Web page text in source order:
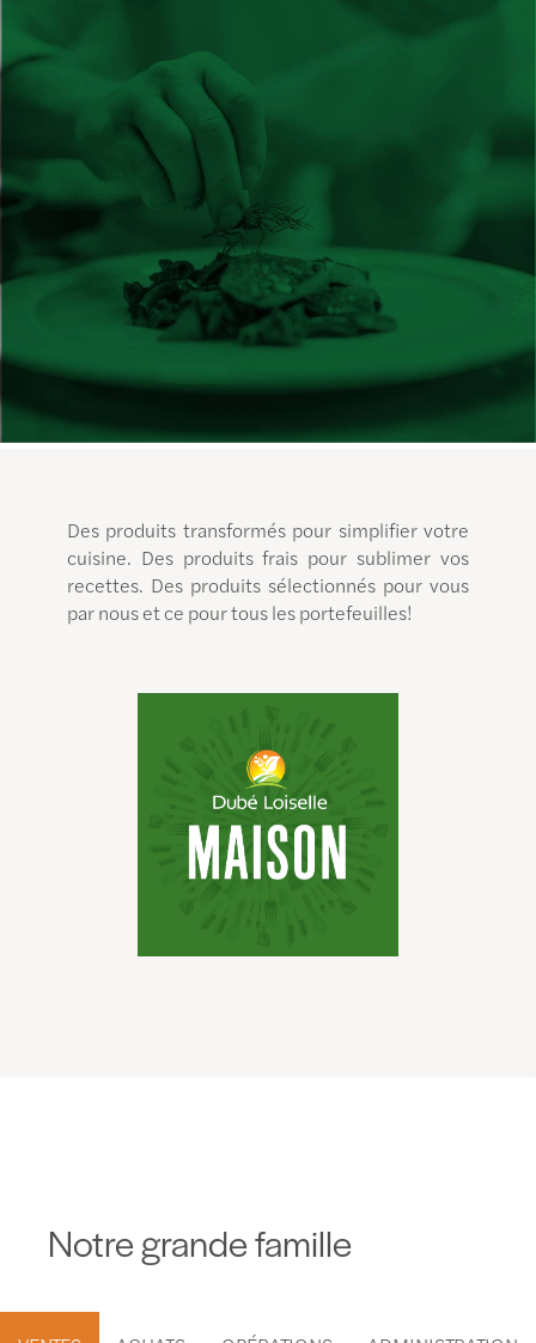
Des produits transformés pour simplifier votre
cuisine. Des produits frais pour sublimer vos
recettes. Des produits sélectionnés pour vous
par nous et ce pour tous les portefeuilles!
Notre grande famille